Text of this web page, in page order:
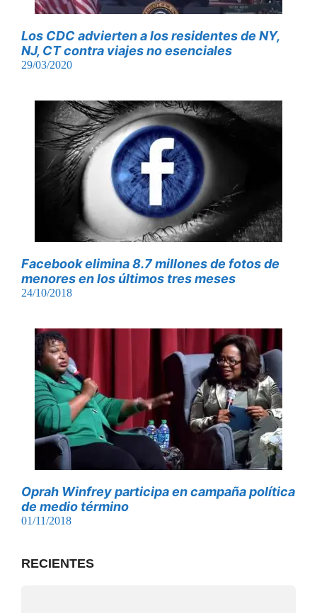
Los CDC advierten a los residentes de NY,
NJ, CT contra viajes no esenciales
29/03/2020
Facebook elimina 8.7 millones de fotos de
menores en los últimos tres meses
24/10/2018
Oprah Winfrey participa en campaña política
de medio término
01/11/2018
RECIENTES